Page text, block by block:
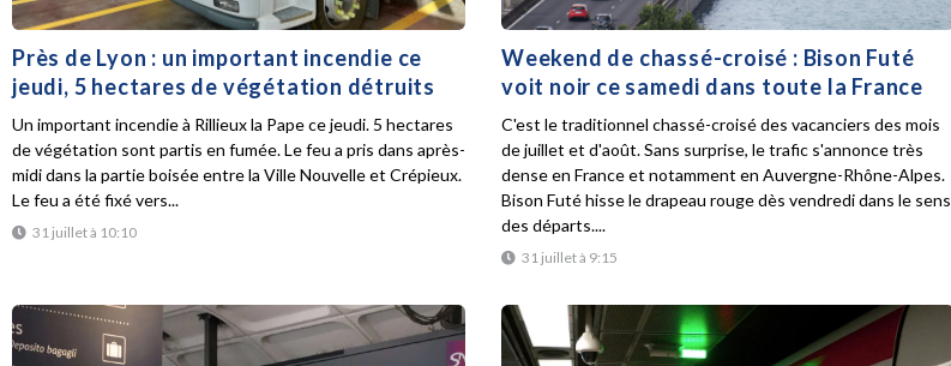
Près de Lyon : un important incendie ce
jeudi, 5 hectares de végétation détruits
31 juillet à 10:10
Un important incendie à Rillieux la Pape ce jeudi. 5 hectares
de végétation sont partis en fumée. Le feu a pris dans après-
midi dans la partie boisée entre la Ville Nouvelle et Crépieux.
Le feu a été fixé vers...
Weekend de chassé-croisé : Bison Futé
voit noir ce samedi dans toute la France
31 juillet à 9:15
C'est le traditionnel chassé-croisé des vacanciers des mois
de juillet et d'août. Sans surprise, le trafic s'annonce très
dense en France et notamment en Auvergne-Rhône-Alpes.
Bison Futé hisse le drapeau rouge dès vendredi dans le sens
des départs....